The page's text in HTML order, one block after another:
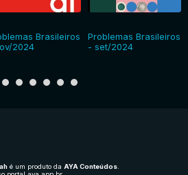
Brasileiros
2024
Problemas Brasileiros
- set/2024
é um produto da AYA Conteúdos.